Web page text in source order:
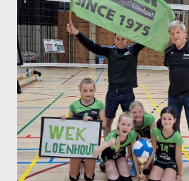
Dames Recrea B
Dames Recrea C
Heren Recrea A
Heren Recrea B
Heren Recrea C
KALENDER